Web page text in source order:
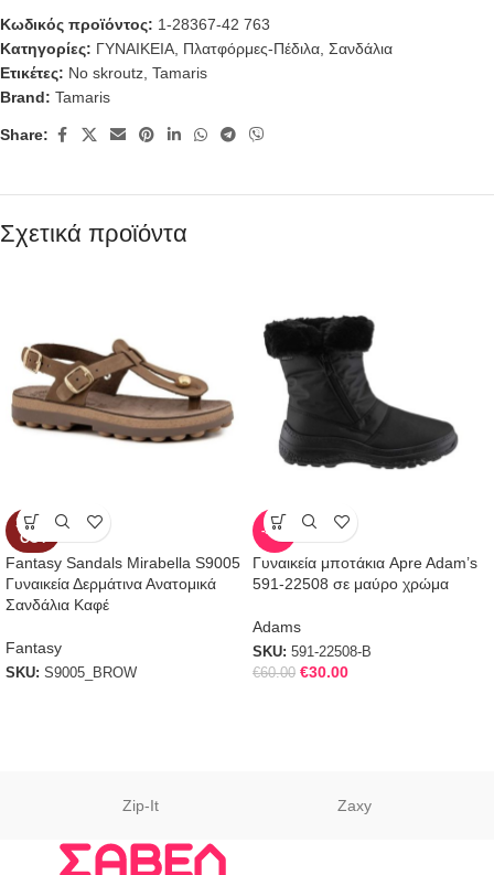
Κωδικός προϊόντος: 1-28367-42 763
Κατηγορίες: ΓΥΝΑΙΚΕΙΑ Πλατφόρμες-Πέδιλα Σανδάλια
Ετικέτες: No skroutz Tamaris
Brand: Tamaris
Share:
Σχετικά προϊόντα
SOLD
OUT
Fantasy Sandals Mirabella S9005
Γυναικεία Δερμάτινα Ανατομικά
Σανδάλια Καφέ
Fantasy
SKU: S9005_BROW
-50%
Γυναικεία μποτάκια Apre Adam’s
591-22508 σε μαύρο χρώμα
Adams
SKU: 591-22508-B
€60.00 €30.00
Zip-It Zaxy